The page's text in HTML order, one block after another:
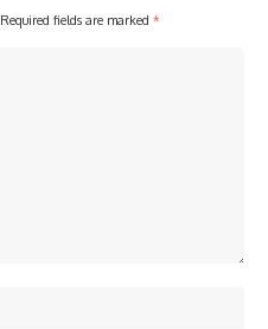
Required fields are marked *